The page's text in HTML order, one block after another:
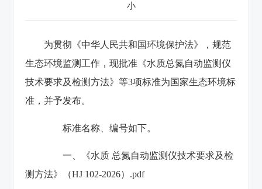
小
为贯彻《中华人民共和国环境保护法》，规范
生态环境监测工作，现批准《水质总氮自动监测仪
技术要求及检测方法》等3项标准为国家生态环境标
准，并予发布。
标准名称、编号如下。
一、
《水质 总氮自动监测仪技术要求及检
测方法》（HJ 102-2026）.pdf